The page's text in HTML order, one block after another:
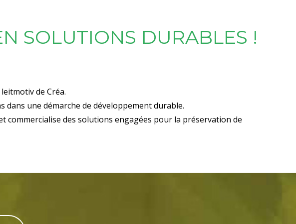
SOLUTIONS DURABLES !
de Créa.
dans une démarche de développement durable.
commercialise des solutions engagées pour la préservation de